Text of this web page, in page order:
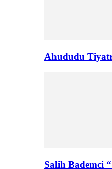
Ahududu
Salih Bademci